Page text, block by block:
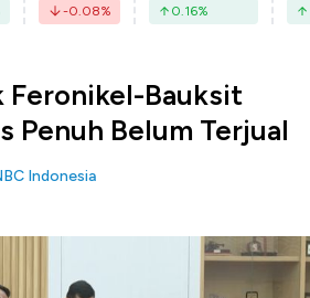
-0.08% 0.16%
Feronikel-Bauksit
Penuh Belum Terjual
Indonesia